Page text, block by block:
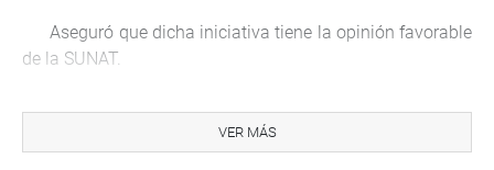
Aseguró que dicha iniciativa tiene la opinión favorable
de la SUNAT.
opinión de las Mypes. Dijo que «necesitamos tener la
información correspondiente para evitar suspicacias».
VER MÁS